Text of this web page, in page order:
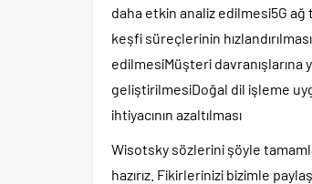
daha etkin analiz edilmesi5G
keşfi süreçlerinin
edilmesiMüşteri
geliştirilmesiDoğal dil işleme
ihtiyacının azaltılması
Wisotsky sözlerini şöyle
hazırız. Fikirlerinizi bizimle